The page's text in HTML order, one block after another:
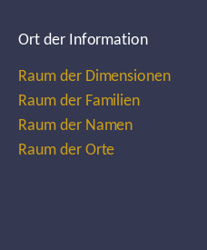
Ort der Information
Raum der Dimensionen
Raum der Familien
Raum der Namen
Raum der Orte